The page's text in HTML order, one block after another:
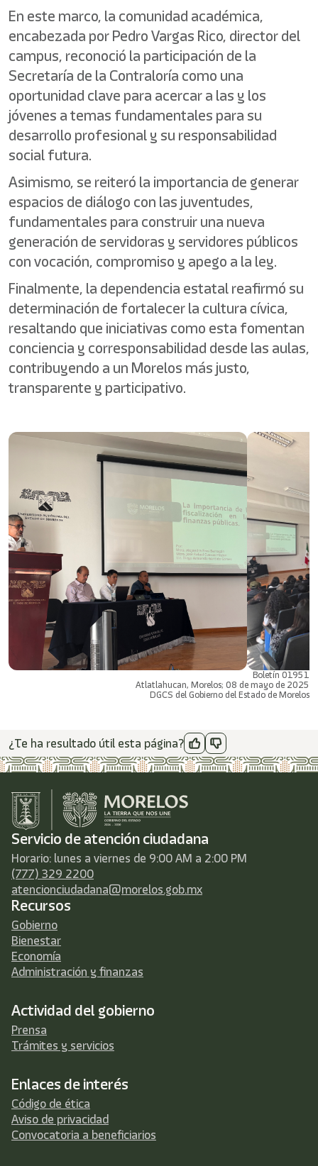
En este marco, la comunidad académica,
encabezada por Pedro Vargas Rico, director del
campus, reconoció la participación de la
Secretaría de la Contraloría como una
oportunidad clave para acercar a las y los
jóvenes a temas fundamentales para su
desarrollo profesional y su responsabilidad
social futura.
Asimismo, se reiteró la importancia de generar
espacios de diálogo con las juventudes,
fundamentales para construir una nueva
generación de servidoras y servidores públicos
con vocación, compromiso y apego a la ley.
Finalmente, la dependencia estatal reafirmó su
determinación de fortalecer la cultura cívica,
resaltando que iniciativas como esta fomentan
conciencia y corresponsabilidad desde las aulas,
contribuyendo a un Morelos más justo,
transparente y participativo.
Boletín 01951
Atlatlahucan, Morelos; 08 de mayo de 2025
DGCS del Gobierno del Estado de Morelos
¿Te ha resultado útil esta página?
Servicio de atención ciudadana
Horario: lunes a viernes de 9:00 AM a 2:00 PM
(777) 329 2200
atencionciudadana@morelos.gob.mx
Recursos
Gobierno
Bienestar
Economía
Administración y finanzas
Actividad del gobierno
Prensa
Trámites y servicios
Enlaces de interés
Código de ética
Aviso de privacidad
Convocatoria a beneficiarios